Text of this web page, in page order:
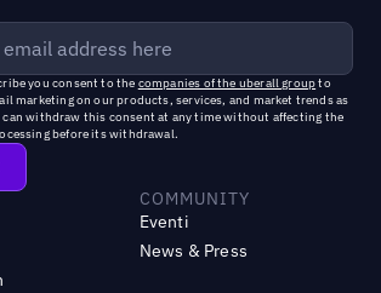
you consent to the companies of the uberall groupto
marketing on our products, services, and market trends as
can withdraw this consent at any time without affecting the
before its withdrawal.
COMMUNITY
Eventi
News & Press